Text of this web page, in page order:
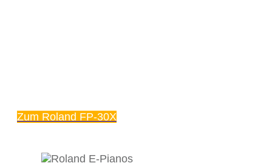
Zum Roland FP-30X